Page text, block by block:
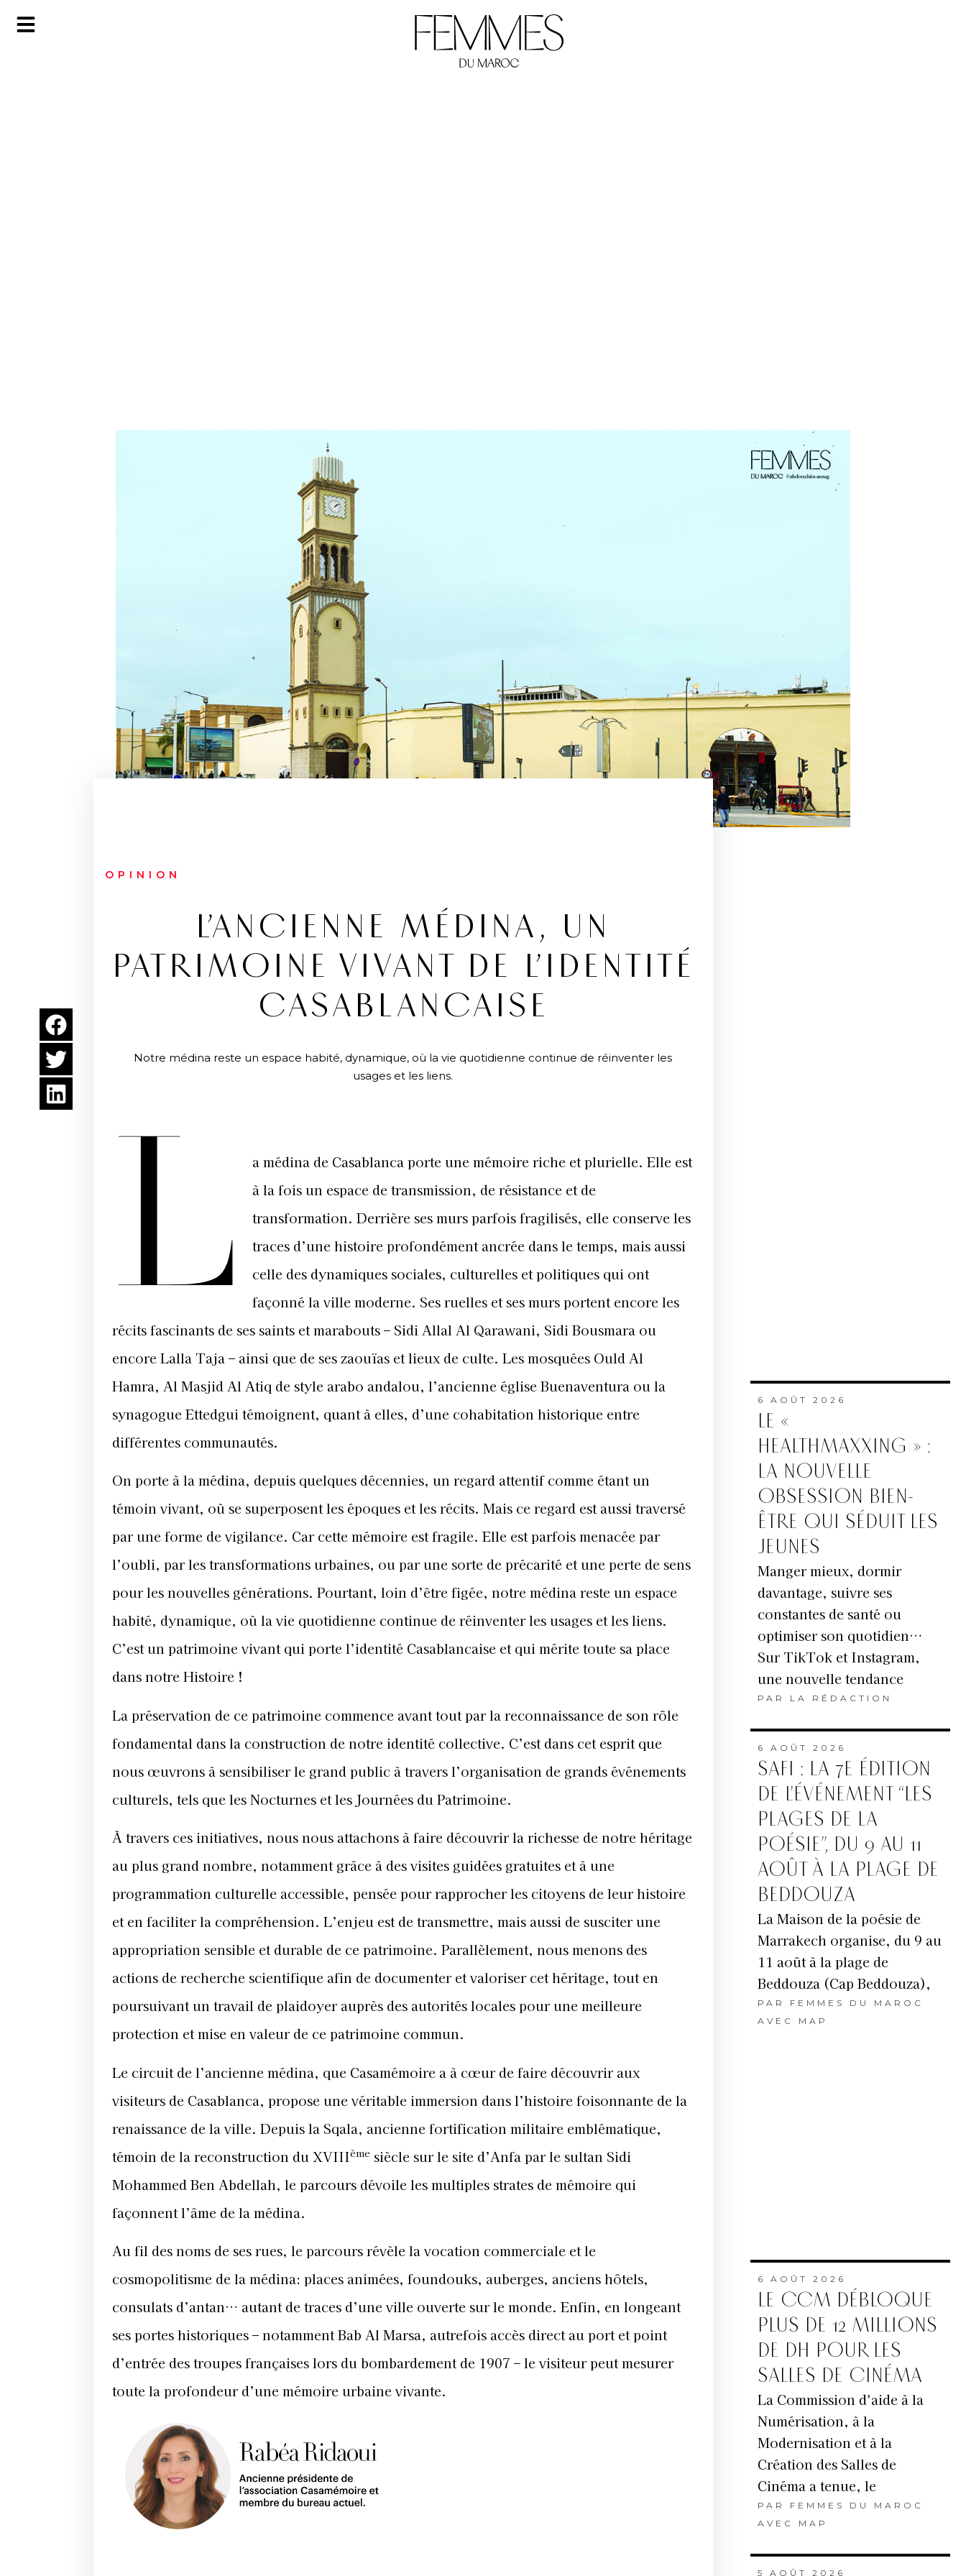
OPINION
L’ANCIENNE MÉDINA, UN
PATRIMOINE VIVANT DE L’IDENTITÉ
CASABLANCAISE
Notre médina reste un espace habité, dynamique, où la vie quotidienne continue de réinventer les
usages et les liens.
L
a médina de Casablanca porte une mémoire riche et plurielle. Elle est
à la fois un espace de transmission, de résistance et de
transformation. Derrière ses murs parfois fragilisés, elle conserve les
traces d’une histoire profondément ancrée dans le temps, mais aussi
celle des dynamiques sociales, culturelles et politiques qui ont
façonné la ville moderne. Ses ruelles et ses murs portent encore les
récits fascinants de ses saints et marabouts – Sidi Allal Al Qarawani, Sidi Bousmara ou
encore Lalla Taja – ainsi que de ses zaouïas et lieux de culte. Les mosquées Ould Al
Hamra, Al Masjid Al Atiq de style arabo andalou, l’ancienne église Buenaventura ou la
synagogue Ettedgui témoignent, quant à elles, d’une cohabitation historique entre
différentes communautés.
On porte à la médina, depuis quelques décennies, un regard attentif comme étant un
témoin vivant, où se superposent les époques et les récits. Mais ce regard est aussi traversé
par une forme de vigilance. Car cette mémoire est fragile. Elle est parfois menacée par
l’oubli, par les transformations urbaines, ou par une sorte de précarité et une perte de sens
pour les nouvelles générations. Pourtant, loin d’être figée, notre médina reste un espace
habité, dynamique, où la vie quotidienne continue de réinventer les usages et les liens.
C’est un patrimoine vivant qui porte l’identité Casablancaise et qui mérite toute sa place
dans notre Histoire !
La préservation de ce patrimoine commence avant tout par la reconnaissance de son rôle
fondamental dans la construction de notre identité collective. C’est dans cet esprit que
nous œuvrons à sensibiliser le grand public à travers l’organisation de grands événements
culturels, tels que les Nocturnes et les Journées du Patrimoine.
À travers ces initiatives, nous nous attachons à faire découvrir la richesse de notre héritage
au plus grand nombre, notamment grâce à des visites guidées gratuites et à une
programmation culturelle accessible, pensée pour rapprocher les citoyens de leur histoire
et en faciliter la compréhension. L’enjeu est de transmettre, mais aussi de susciter une
appropriation sensible et durable de ce patrimoine. Parallèlement, nous menons des
actions de recherche scientifique afin de documenter et valoriser cet héritage, tout en
poursuivant un travail de plaidoyer auprès des autorités locales pour une meilleure
protection et mise en valeur de ce patrimoine commun.
Le circuit de l’ancienne médina, que Casamémoire a à cœur de faire découvrir aux
visiteurs de Casablanca, propose une véritable immersion dans l’histoire foisonnante de la
renaissance de la ville. Depuis la Sqala, ancienne fortification militaire emblématique,
témoin de la reconstruction du XVIIIème siècle sur le site d’Anfa par le sultan Sidi
Mohammed Ben Abdellah, le parcours dévoile les multiples strates de mémoire qui
façonnent l’âme de la médina.
Au fil des noms de ses rues, le parcours révèle la vocation commerciale et le
cosmopolitisme de la médina: places animées, foundouks, auberges, anciens hôtels,
consulats d’antan… autant de traces d’une ville ouverte sur le monde. Enfin, en longeant
ses portes historiques – notamment Bab Al Marsa, autrefois accès direct au port et point
d’entrée des troupes françaises lors du bombardement de 1907 – le visiteur peut mesurer
toute la profondeur d’une mémoire urbaine vivante.
6 AOÛT 2026
LE «
HEALTHMAXXING » :
LA NOUVELLE
OBSESSION BIEN-
ÊTRE QUI SÉDUIT LES
JEUNES
Manger mieux, dormir
davantage, suivre ses
constantes de santé ou
optimiser son quotidien…
Sur TikTok et Instagram,
une nouvelle tendance
PAR LA RÉDACTION
6 AOÛT 2026
SAFI : LA 7E ÉDITION
DE L’ÉVÉNEMENT “LES
PLAGES DE LA
POÉSIE”, DU 9 AU 11
AOÛT À LA PLAGE DE
BEDDOUZA
La Maison de la poésie de
Marrakech organise, du 9 au
11 août à la plage de
Beddouza (Cap Beddouza),
PAR FEMMES DU MAROC
AVEC MAP
6 AOÛT 2026
LE CCM DÉBLOQUE
PLUS DE 12 MILLIONS
DE DH POUR LES
SALLES DE CINÉMA
La Commission d'aide à la
Numérisation, à la
Modernisation et à la
Création des Salles de
Cinéma a tenue, le
PAR FEMMES DU MAROC
AVEC MAP
5 AOÛT 2026